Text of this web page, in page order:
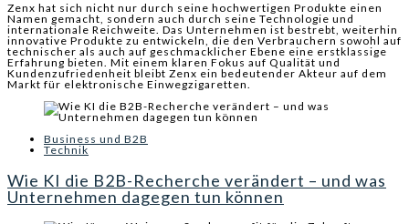
Zenx hat sich nicht nur durch seine hochwertigen Produkte einen
Namen gemacht, sondern auch durch seine Technologie und
internationale Reichweite. Das Unternehmen ist bestrebt, weiterhin
innovative Produkte zu entwickeln, die den Verbrauchern sowohl auf
technischer als auch auf geschmacklicher Ebene eine erstklassige
Erfahrung bieten. Mit einem klaren Fokus auf Qualität und
Kundenzufriedenheit bleibt Zenx ein bedeutender Akteur auf dem
Markt für elektronische Einwegzigaretten.
Business und B2B
Technik
Wie KI die B2B-Recherche verändert – und was
Unternehmen dagegen tun können